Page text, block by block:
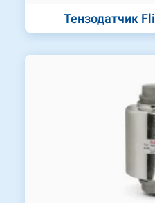
Тензодатчик